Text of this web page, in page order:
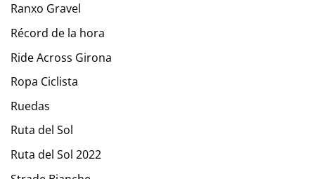
Ranxo Gravel
Récord de la hora
Ride Across Girona
Ropa Ciclista
Ruedas
Ruta del Sol
Ruta del Sol 2022